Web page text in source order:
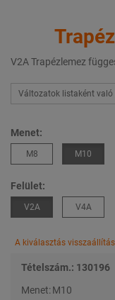
V2A Trapézlemez
Változatok listaként való
Menet:
M8 M10
Felület:
V2A V4A
A kiválasztás
Tételszám.: 130196
Menet: M10